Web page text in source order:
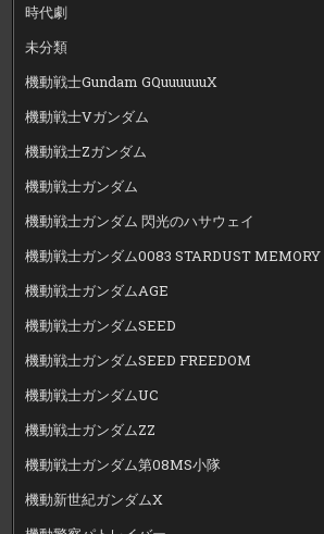
時代劇
未分類
機動戦士Gundam GQuuuuuuX
機動戦士Vガンダム
機動戦士Zガンダム
機動戦士ガンダム
機動戦士ガンダム 閃光のハサウェイ
機動戦士ガンダム0083 STARDUST MEMORY
機動戦士ガンダムAGE
機動戦士ガンダムSEED
機動戦士ガンダムSEED FREEDOM
機動戦士ガンダムUC
機動戦士ガンダムZZ
機動戦士ガンダム第08MS小隊
機動新世紀ガンダムX